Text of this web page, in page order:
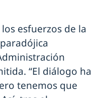
esfuerzos de la
“El diálogo ha
tenemos que